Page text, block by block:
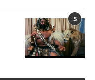
5